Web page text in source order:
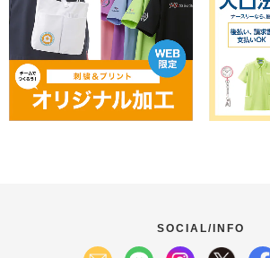
SOCIAL/INFO